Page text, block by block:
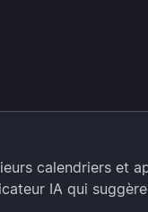
calendriers et
IA qui